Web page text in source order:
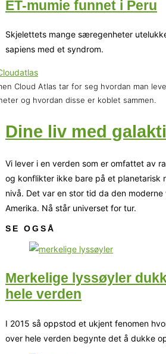
ET-mumie funnet i Peru
Skjelettets mange særegenheter
sapiens med et syndrom.
Cloud Atlas tar for seg hvordan man
og hvordan disse er koblet sammen.
Dine liv med
Vi lever i en verden som er omfattet av
og konflikter ikke bare på et planetarisk
nivå. Det var en stor tid da den
Amerika. Nå står universet for tur.
SE OGSÅ
Merkelige lyssøyler
hele verden
I 2015 så oppstod et ukjent fenomen
over hele verden begynte det å dukke